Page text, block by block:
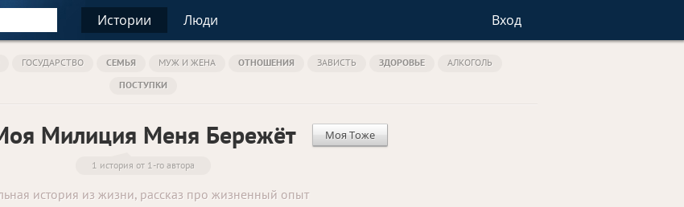
Истории Люди Вход
ГОСУДАРСТВО СЕМЬЯ МУЖ И ЖЕНА ОТНОШЕНИЯ ЗАВИСТЬ ЗДОРОВЬЕ
АЛКОГОЛЬ
ПОСТУПКИ
Милиция Меня Бережёт Моя Тоже
1 история от 1-го автора
история из жизни, рассказ про жизненный опыт